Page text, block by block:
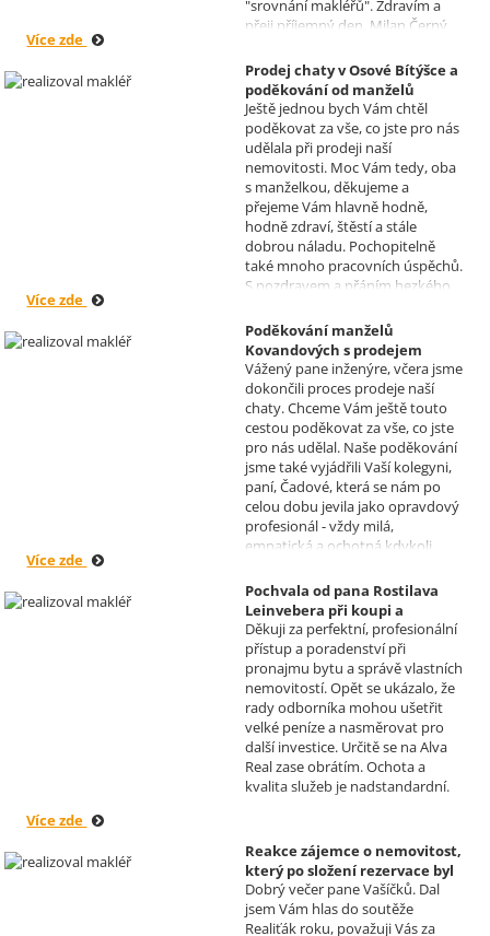
"srovnání makléřů". Zdravím a
přeji příjemný den, Milan Černý,
Více zde
Prodej chaty v Osové Bítýšce a
poděkování od manželů
Kovandových
Realizoval makléř: Sylva
Čadová
Ještě jednou bych Vám chtěl
poděkovat za vše, co jste pro nás
udělala při prodeji naší
nemovitosti. Moc Vám tedy, oba
s manželkou, děkujeme a
přejeme Vám hlavně hodně,
hodně zdraví, štěstí a stále
dobrou náladu. Pochopitelně
také mnoho pracovních úspěchů.
S pozdravem a přáním hezkého
Více zde
Poděkování manželů
Kovandových s prodejem
chaty v Osové Bítýšce
Realizoval makléř: David
Vašíček
Vážený pane inženýre, včera jsme
dokončili proces prodeje naší
chaty. Chceme Vám ještě touto
cestou poděkovat za vše, co jste
pro nás udělal. Naše poděkování
jsme také vyjádřili Vaší kolegyni,
paní, Čadové, která se nám po
celou dobu jevila jako opravdový
profesionál - vždy milá,
empatická a ochotná kdykoli
problému. Vaše společnost i Vy v
nás získáváte opravdu spokojené
klienty, kteří budou vaše služby
vždy doporučovat každému, kdo
je potřebuje. Věřím, že se na Vás
budeme moci obrátit i v případě
prodeje, který plánujeme v
budoucnu uskutečnit. Se
srdečným pozdravem a přáním
mnoho zdraví i úspěchů Vám
přejí manželé Kovandovi
Více zde
Pochvala od pana Rostilava
Leinvebera při koupi a
následném pronájmu
investiční nemovitosti
Realizoval makléř: David
Vašíček
Děkuji za perfektní, profesionální
přístup a poradenství při
pronajmu bytu a správě vlastních
nemovitostí. Opět se ukázalo, že
rady odborníka mohou ušetřit
velké peníze a nasměrovat pro
další investice. Určitě se na Alva
Real zase obrátím. Ochota a
kvalita služeb je nadstandardní.
Více zde
Reakce zájemce o nemovitost,
který po složení rezervace byl
nucen od koupi odstoupit.
Realizoval makléř: David
Vašíček
Dobrý večer pane Vašíčků. Dal
jsem Vám hlas do soutěže
Realiťák roku, považuji Vás za